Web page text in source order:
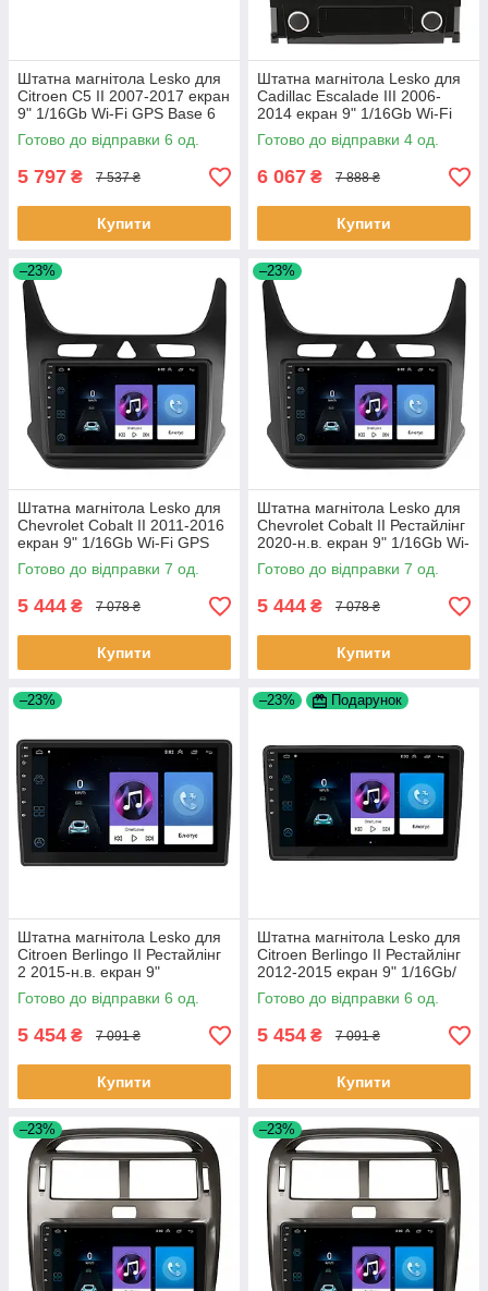
Штатна магнітола Lesko для
Citroen C5 II 2007-2017 екран
9" 1/16Gb Wi-Fi GPS Base 6
шт.
Готово до відправки 6 од.
5 797 ₴ 7 537 ₴
Купити
Штатна магнітола Lesko для
Cadillac Escalade III 2006-
2014 екран 9" 1/16Gb Wi-Fi
GPS Base Каміллак 4 шт.
Готово до відправки 4 од.
6 067 ₴ 7 888 ₴
Купити
–23%
Штатна магнітола Lesko для
Chevrolet Cobalt II 2011-2016
екран 9" 1/16Gb Wi-Fi GPS
Base Шевроле Кобальт 7 шт.
Готово до відправки 7 од.
5 444 ₴ 7 078 ₴
Купити
–23%
Штатна магнітола Lesko для
Chevrolet Cobalt II Рестайлінг
2020-н.в. екран 9" 1/16Gb Wi-
Fi GPS Base 7 шт.
Готово до відправки 7 од.
5 444 ₴ 7 078 ₴
Купити
–23%
Штатна магнітола Lesko для
Citroen Berlingo II Рестайлінг
2 2015-н.в. екран 9"
1/16Gb/Wi-Fi GPS Optima 6шт
Готово до відправки 6 од.
5 454 ₴ 7 091 ₴
Купити
–23% Подарунок
Штатна магнітола Lesko для
Citroen Berlingo II Рестайлінг
2012-2015 екран 9" 1/16Gb/
Wi-Fi GPS Optima 6шт
Готово до відправки 6 од.
5 454 ₴ 7 091 ₴
Купити
–23% –23%